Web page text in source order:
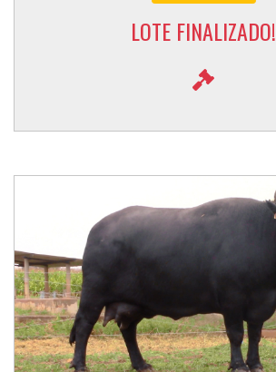
LOTE FINALIZADO!